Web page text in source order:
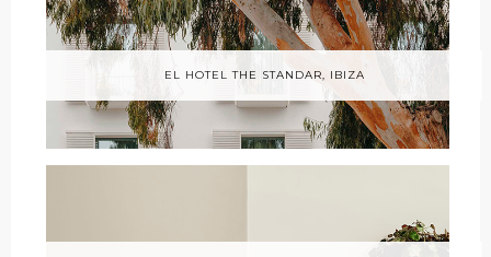
EL HOTEL THE STANDAR, IBIZA